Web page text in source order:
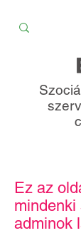
Ez az
mindenki
adminok